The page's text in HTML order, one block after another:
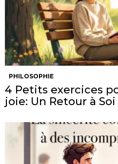
PHILOSOPHIE
4 Petits exercices
joie: Un Retour à Soi